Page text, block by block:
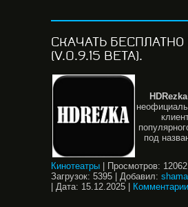
СКАЧАТЬ БЕСПЛАТНО
(V.0.9.15 BETA).
HDRezka
под
Кинотеатры Просмотров: 12062
Загрузок: 5395 Добавил:
Дата: 15.12.2025